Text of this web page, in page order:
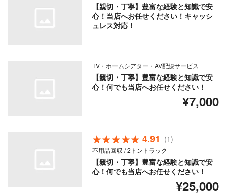
【親切・丁寧】豊富な経験と知識で安
心！当店へお任せください！キャッシ
ュレス対応！
TV・ホームシアター・AV配線サービス
【親切・丁寧】豊富な経験と知識で安
心！何でも当店へお任せください！
¥7,000
4.91 (1)
不用品回収 / 2トントラック
【親切・丁寧】豊富な経験と知識で安
心！何でも当店へお任せください！
¥25,000